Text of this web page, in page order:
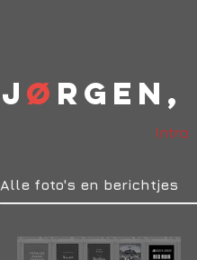
J ø rgen,
Intro
Alle foto's en berichtjes